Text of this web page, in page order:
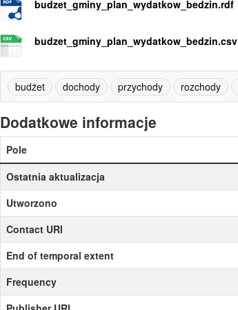
budzet_gminy_plan_wydatkow_bedzin.rdf
budzet_gminy_plan_wydatkow_bedzin.csv
budżet dochody przychody rozchody
Dodatkowe informacje
Pole
Ostatnia aktualizacja
Utworzono
Contact URI
End of temporal extent
Frequency